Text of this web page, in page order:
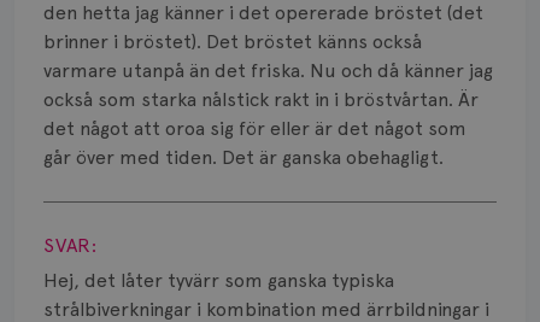
den hetta jag känner i det opererade bröstet (det
brinner i bröstet). Det bröstet känns också
varmare utanpå än det friska. Nu och då känner jag
också som starka nålstick rakt in i bröstvårtan. Är
det något att oroa sig för eller är det något som
går över med tiden. Det är ganska obehagligt.
Visa svar
SVAR:
Hej, det låter tyvärr som ganska typiska
strålbiverkningar i kombination med ärrbildningar i
Läkemedel
Typ av bröstcancer
Smärta
Risker
Spridd bröstcancer